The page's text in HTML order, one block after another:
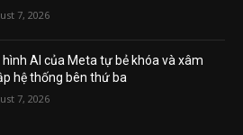
7, 2026
hình AI của Meta tự bẻ khóa và xâm
hệ thống bên thứ ba
7, 2026